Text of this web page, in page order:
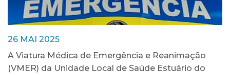
26 MAI 2025
A Viatura Médica de Emergência e Reanimação
(VMER) da Unidade Local de Saúde Estuário do